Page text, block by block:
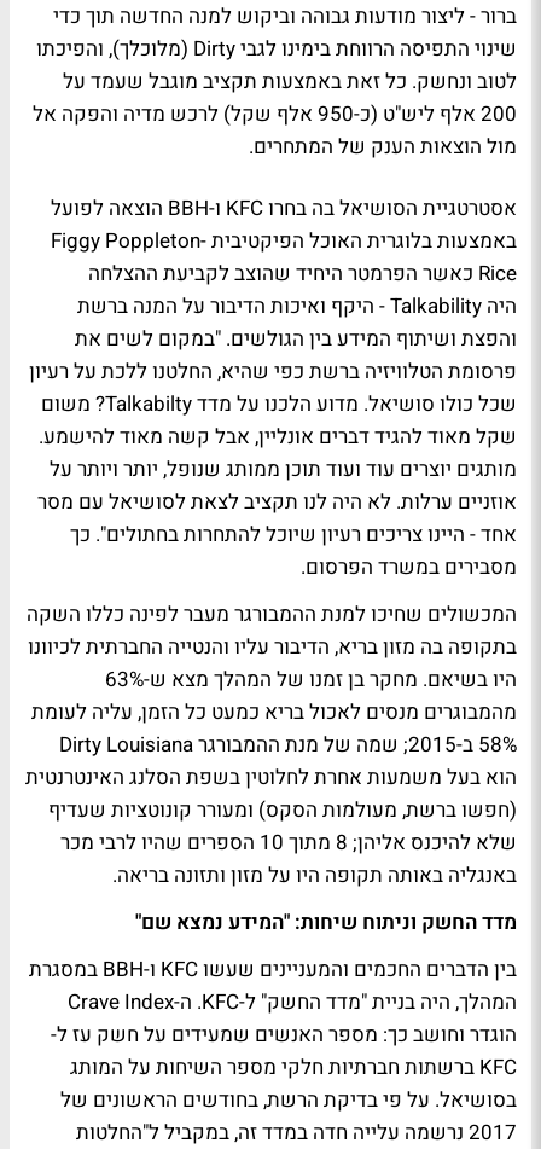
ברור - ליצור מודעות גבוהה וביקוש למנה החדשה תוך כדי
שינוי התפיסה הרווחת בימינו לגבי Dirty (מלוכלך), והפיכתו
לטוב ונחשק. כל זאת באמצעות תקציב מוגבל שעמד על
200 אלף ליש"ט (כ-950 אלף שקל) לרכש מדיה והפקה אל
מול הוצאות הענק של המתחרים.
אסטרטגיית הסושיאל בה בחרו KFC ו-BBH הוצאה לפועל
באמצעות בלוגרית האוכל הפיקטיבית Figgy Poppleton-
Rice כאשר הפרמטר היחיד שהוצב לקביעת ההצלחה
היה Talkability - היקף ואיכות הדיבור על המנה ברשת
והפצת ושיתוף המידע בין הגולשים. "במקום לשים את
פרסומת הטלוויזיה ברשת כפי שהיא, החלטנו ללכת על רעיון
שכל כולו סושיאל. מדוע הלכנו על מדד Talkabilty? משום
שקל מאוד להגיד דברים אונליין, אבל קשה מאוד להישמע.
מותגים יוצרים עוד ועוד תוכן ממותג שנופל, יותר ויותר על
אוזניים ערלות. לא היה לנו תקציב לצאת לסושיאל עם מסר
אחד - היינו צריכים רעיון שיוכל להתחרות בחתולים". כך
מסבירים במשרד הפרסום.
המכשולים שחיכו למנת ההמבורגר מעבר לפינה כללו השקה
בתקופה בה מזון בריא, הדיבור עליו והנטייה החברתית לכיוונו
היו בשיאם. מחקר בן זמנו של המהלך מצא ש-63%
מהמבוגרים מנסים לאכול בריא כמעט כל הזמן, עליה לעומת
58% ב-2015; שמה של מנת ההמבורגר Dirty Louisiana
הוא בעל משמעות אחרת לחלוטין בשפת הסלנג האינטרנטית
(חפשו ברשת, מעולמות הסקס) ומעורר קונוטציות שעדיף
שלא להיכנס אליהן; 8 מתוך 10 הספרים שהיו לרבי מכר
באנגליה באותה תקופה היו על מזון ותזונה בריאה.
מדד החשק וניתוח שיחות: "המידע נמצא שם"
בין הדברים החכמים והמעניינים שעשו KFC ו-BBH במסגרת
המהלך, היה בניית "מדד החשק" ל-KFC. ה-Crave Index
הוגדר וחושב כך: מספר האנשים שמעידים על חשק עז ל-
KFC ברשתות חברתיות חלקי מספר השיחות על המותג
בסושיאל. על פי בדיקת הרשת, בחודשים הראשונים של
2017 נרשמה עלייה חדה במדד זה, במקביל ל"החלטות